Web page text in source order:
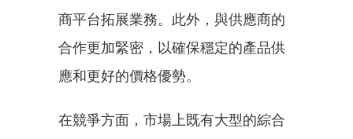
商平台拓展業務。此外，與供應商的
合作更加緊密，以確保穩定的產品供
應和更好的價格優勢。
在競爭方面，市場上既有大型的綜合